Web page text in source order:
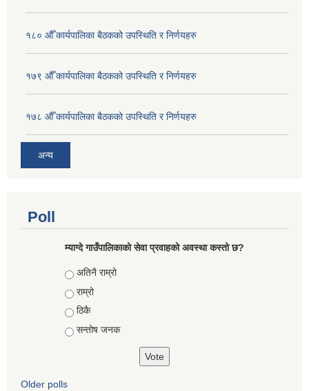
१८० औँ कार्यपालिका बैठकको उपस्थिति र निर्णयहरु
१७९ औँ कार्यपालिका बैठकको उपस्थिति र निर्णयहरु
१७८ औँ कार्यपालिका बैठकको उपस्थिति र निर्णयहरु
अन्य
Poll
म्याग्दे गाउँपालिकाको सेवा प्रवाहको अवस्था कस्तो छ?
Choices
अतिनै राम्रो
राम्रो
ठिकै
सन्तोष जनक
Older polls